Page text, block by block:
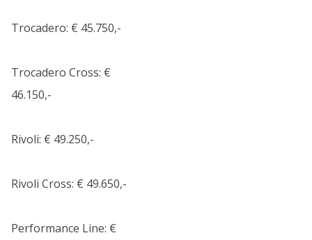
Trocadero: € 45.750,-
Trocadero Cross: €
46.150,-
Rivoli: € 49.250,-
Rivoli Cross: € 49.650,-
Performance Line: €